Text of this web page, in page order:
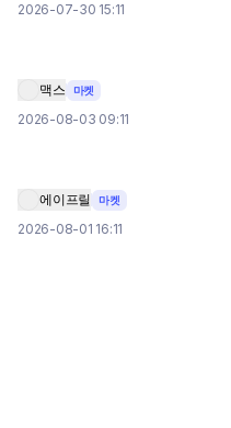
2026-07-30 15:11
맥스 마켓
2026-08-03 09:11
에이프릴 마켓
2026-08-01 16:11